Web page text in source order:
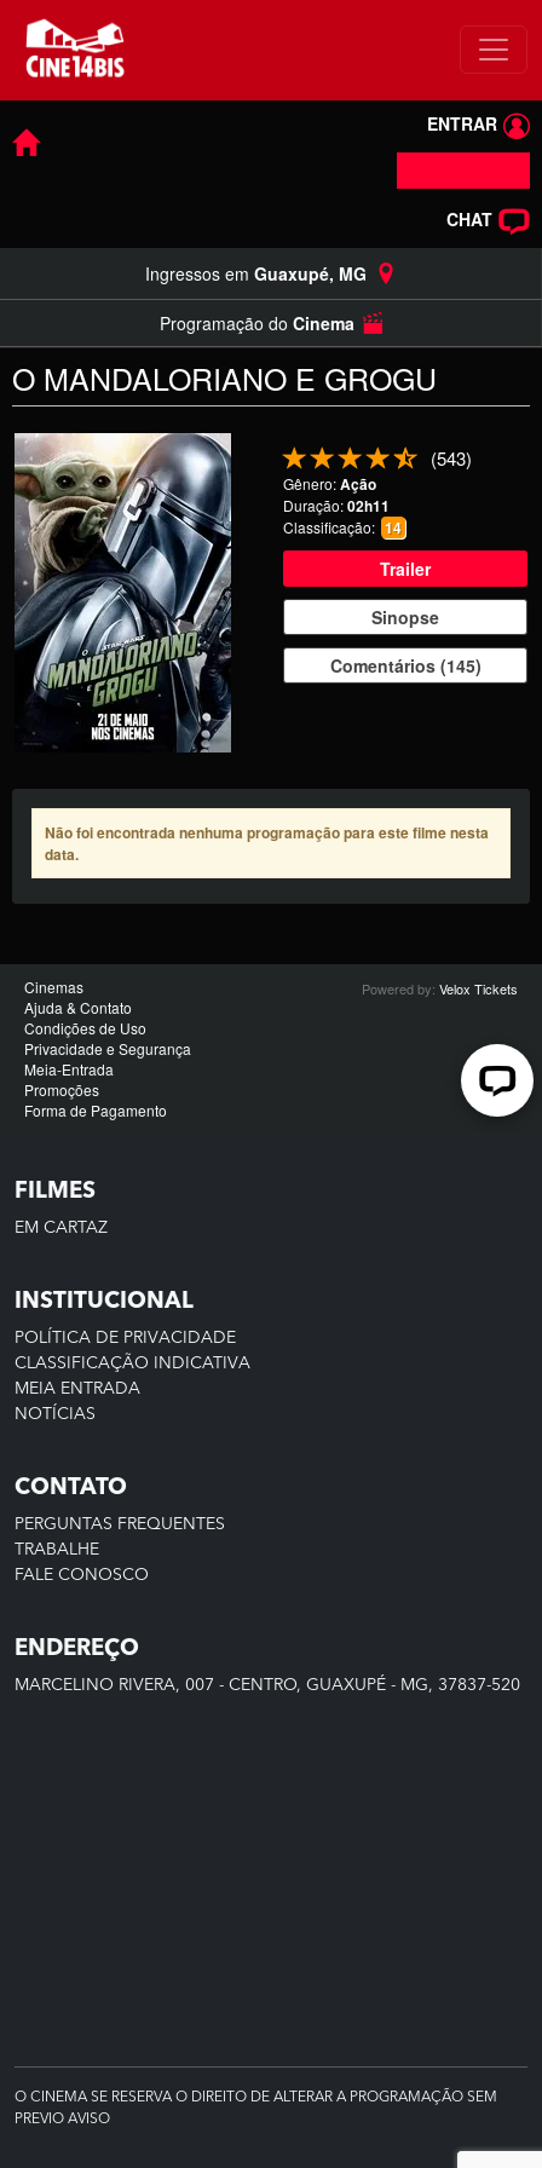
FILMES
EM CARTAZ
INSTITUCIONAL
POLÍTICA DE PRIVACIDADE
CLASSIFICAÇÃO INDICATIVA
MEIA ENTRADA
NOTÍCIAS
CONTATO
PERGUNTAS FREQUENTES
TRABALHE
FALE CONOSCO
ENDEREÇO
MARCELINO RIVERA, 007 - CENTRO, GUAXUPÉ - MG, 37837-520
O CINEMA SE RESERVA O DIREITO DE ALTERAR A PROGRAMAÇÃO SEM
PREVIO AVISO